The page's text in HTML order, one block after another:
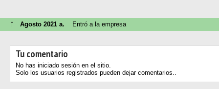
↑ Agosto 2021 a. Entró a la empresa
Tu comentario
No has iniciado sesión en el sitio.
Solo los usuarios registrados pueden dejar comentarios..